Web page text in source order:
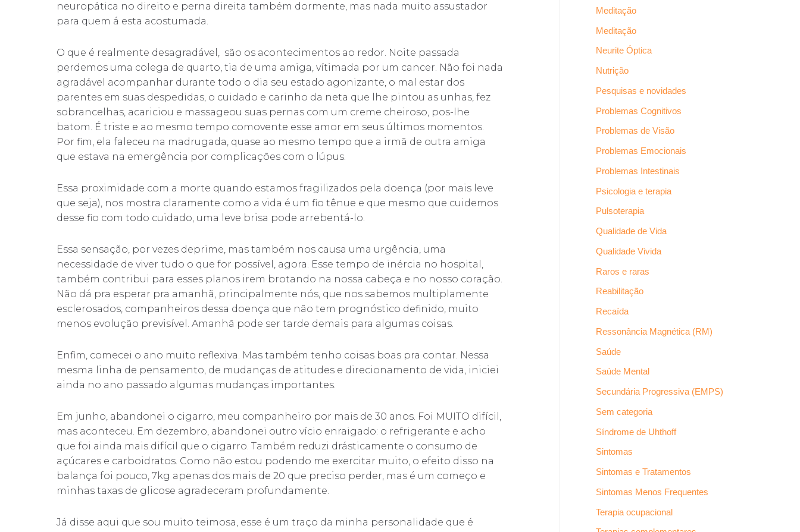
neuropática no direito e perna direita também dormente, mas nada muito assustador
para quem á esta acostumada.
O que é realmente desagradável, são os acontecimentos ao redor. Noite passada
perdemos uma colega de quarto, tia de uma amiga, vítimada por um cancer. Não foi nada
agradável acompanhar durante todo o dia seu estado agonizante, o mal estar dos
parentes em suas despedidas, o cuidado e carinho da neta que lhe pintou as unhas, fez
sobrancelhas, acariciou e massageou suas pernas com um creme cheiroso, pos-lhe
batom. É triste e ao mesmo tempo comovente esse amor em seus últimos momentos.
Por fim, ela faleceu na madrugada, quase ao mesmo tempo que a irmã de outra amiga
que estava na emergência por complicações com o lúpus.
Essa proximidade com a morte quando estamos fragilizados pela doença (por mais leve
que seja), nos mostra claramente como a vida é um fio tênue e que mesmo que cuidemos
desse fio com todo cuidado, uma leve brisa pode arrebentá-lo.
Essa sensação, por vezes deprime, mas também nos causa uma urgência, uma
necessidade de viver tudo o que for possível, agora. Esse tempo de inércia no hospital,
também contribui para esses planos irem brotando na nossa cabeça e no nosso coração.
Não dá pra esperar pra amanhã, principalmente nós, que nos sabemos multiplamente
esclerosados, companheiros dessa doença que não tem prognóstico definido, muito
menos evolução previsível. Amanhã pode ser tarde demais para algumas coisas.
Enfim, comecei o ano muito reflexiva. Mas também tenho coisas boas pra contar. Nessa
mesma linha de pensamento, de mudanças de atitudes e direcionamento de vida, iniciei
ainda no ano passado algumas mudanças importantes.
Em junho, abandonei o cigarro, meu companheiro por mais de 30 anos. Foi MUITO difícil,
mas aconteceu. Em dezembro, abandonei outro vício enraigado: o refrigerante e acho
que foi ainda mais difícil que o cigarro. Também reduzi drásticamente o consumo de
açúcares e carboidratos. Como não estou podendo me exercitar muito, o efeito disso na
balança foi pouco, 7kg apenas dos mais de 20 que preciso perder, mas é um começo e
minhas taxas de glicose agradeceram profundamente.
Já disse aqui que sou muito teimosa, esse é um traço da minha personalidade que é
Meditação
Meditação
Neurite Óptica
Nutrição
Pesquisas e novidades
Problemas Cognitivos
Problemas de Visão
Problemas Emocionais
Problemas Intestinais
Psicologia e terapia
Pulsoterapia
Qualidade de Vida
Qualidade Vivida
Raros e raras
Reabilitação
Recaída
Ressonância Magnética (RM)
Saúde
Saúde Mental
Secundária Progressiva (EMPS)
Sem categoria
Síndrome de Uhthoff
Sintomas
Sintomas e Tratamentos
Sintomas Menos Frequentes
Terapia ocupacional